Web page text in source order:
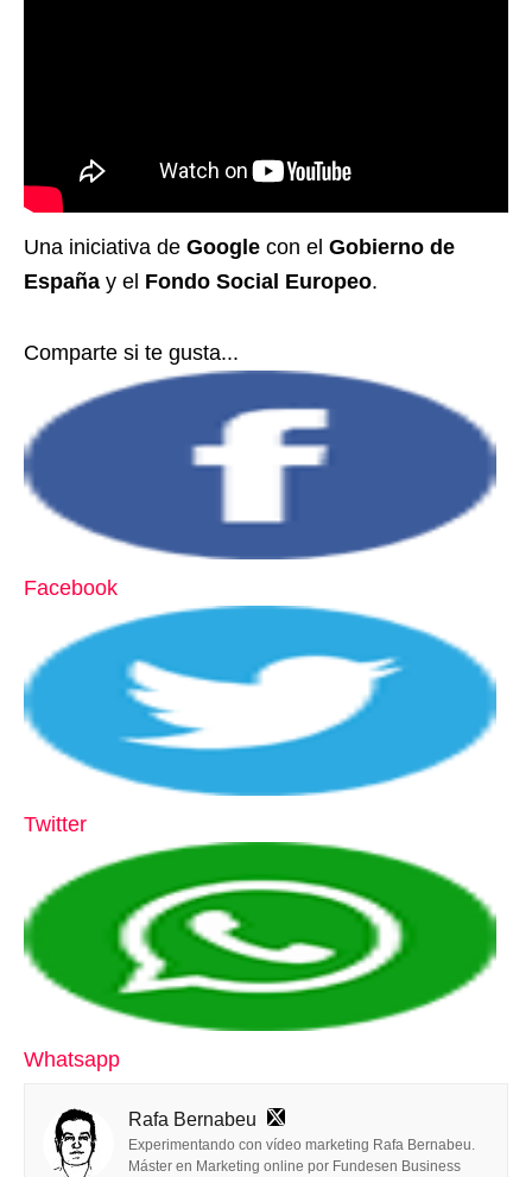
Una iniciativa de Google con el Gobierno de
España y el Fondo Social Europeo.
Comparte si te gusta...
Facebook
Twitter
Whatsapp
Rafa Bernabeu
Experimentando con vídeo marketing Rafa Bernabeu.
Máster en Marketing online por Fundesen Business